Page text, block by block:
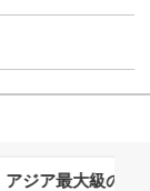
大級のグロ